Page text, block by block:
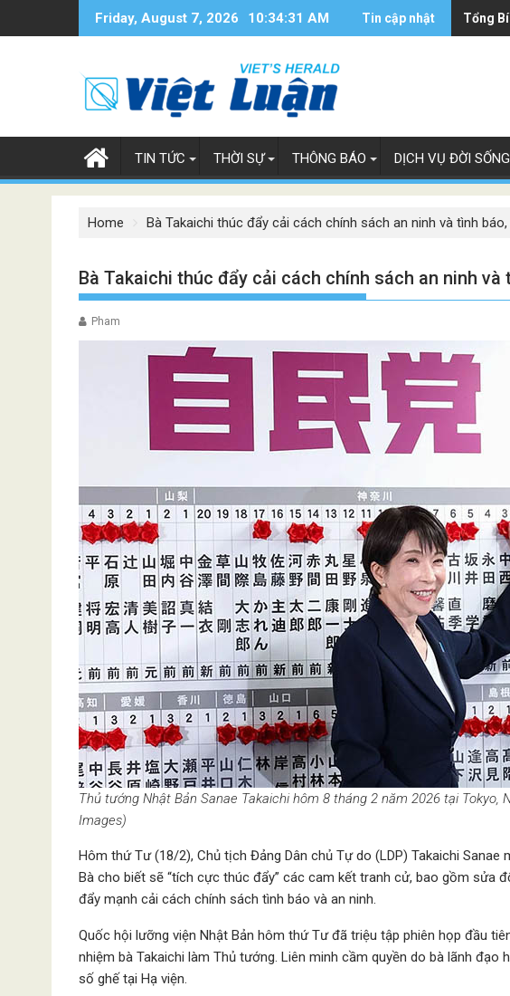
Friday, August 7, 2026 10:34:32 AM Tin cập nhật Tổng
TIN TỨC THỜI SỰ THÔNG BÁO DỊCH VỤ ĐỜI SỐNG
Home Bà Takaichi thúc đẩy cải cách chính sách an ninh và tình
Bà Takaichi thúc đẩy cải cách chính sách an ninh
Pham
Thủ tướng Nhật Bản Sanae Takaichi hôm 8 tháng 2 năm 2026 tại Tokyo,
Images)
Hôm thứ Tư (18/2), Chủ tịch Đảng Dân chủ Tự do (LDP) Takaichi
Bà cho biết sẽ “tích cực thúc đẩy” các cam kết tranh cử, bao gồm sửa
đẩy mạnh cải cách chính sách tình báo và an ninh.
Quốc hội lưỡng viện Nhật Bản hôm thứ Tư đã triệu tập phiên họp đầu
nhiệm bà Takaichi làm Thủ tướng. Liên minh cầm quyền do bà lãnh
số ghế tại Hạ viện.